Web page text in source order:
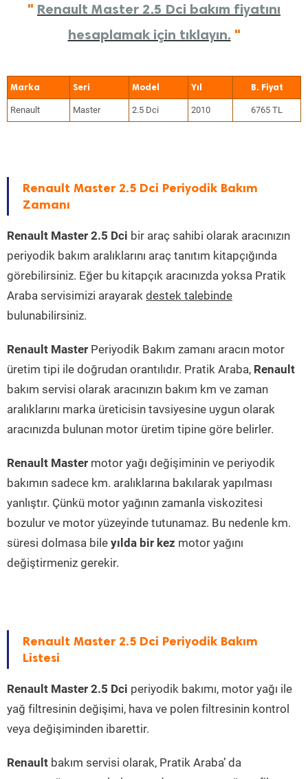
" Renault Master 2.5 Dci bakım fiyatını
hesaplamak için tıklayın. "
Marka Seri Model Yıl
Renault Master 2.5 Dci 2010 6765 TL
Renault Master 2.5 Dci Periyodik Bakım
Zamanı
Renault Master 2.5 Dci bir araç sahibi olarak aracınızın
periyodik bakım aralıklarını araç tanıtım kitapçığında
görebilirsiniz. Eğer bu kitapçık aracınızda yoksa Pratik
Araba servisimizi arayarak destek talebinde
bulunabilirsiniz.
Renault Master Periyodik Bakım zamanı aracın motor
üretim tipi ile doğrudan orantılıdır. Pratik Araba, Renault
bakım servisi olarak aracınızın bakım km ve zaman
aralıklarını marka üreticisin tavsiyesine uygun olarak
aracınızda bulunan motor üretim tipine göre belirler.
Renault Master motor yağı değişiminin ve periyodik
bakımın sadece km. aralıklarına bakılarak yapılması
yanlıştır. Çünkü motor yağının zamanla viskozitesi
bozulur ve motor yüzeyinde tutunamaz. Bu nedenle km.
süresi dolmasa bile yılda bir kez motor yağını
değiştirmeniz gerekir.
Renault Master 2.5 Dci Periyodik Bakım
Listesi
Renault Master 2.5 Dci periyodik bakımı, motor yağı ile
yağ filtresinin değişimi, hava ve polen filtresinin kontrol
veya değişiminden ibarettir.
Renault bakım servisi olarak, Pratik Araba’ da